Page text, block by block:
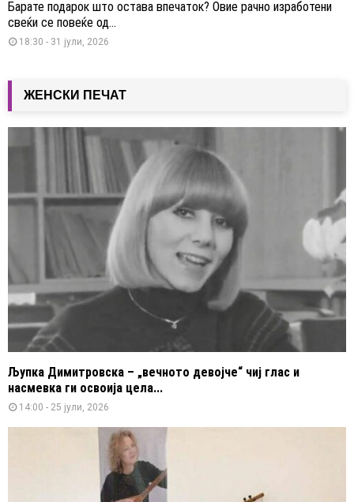
Барате подарок што остава впечаток? Овие рачно изработени
свеќи се повеќе од...
18:30 - 31 јули, 2026
ЖЕНСКИ ПЕЧАТ
Љупка Димитровска – „вечното девојче“ чиј глас и
насмевка ги освоија цела...
14:00 - 25 јули, 2026